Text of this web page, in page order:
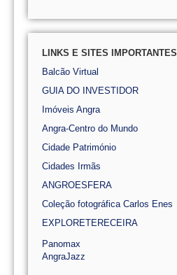
LINKS E SITES IMPORTANTES
Balcão Virtual
GUIA DO INVESTIDOR
Imóveis Angra
Angra-Centro do Mundo
Cidade Património
Cidades Irmãs
ANGROESFERA
Coleção fotográfica Carlos Enes
EXPLORETERECEIRA
Panomax
AngraJazz